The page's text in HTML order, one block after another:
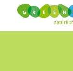
content